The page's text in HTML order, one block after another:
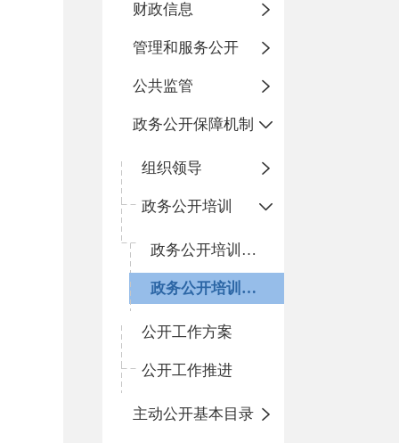
财政信息
管理和服务公开
公共监管
政务公开保障机制
组织领导
政务公开培训
政务公开培训计划
政务公开培训开展情况
公开工作方案
公开工作推进
主动公开基本目录